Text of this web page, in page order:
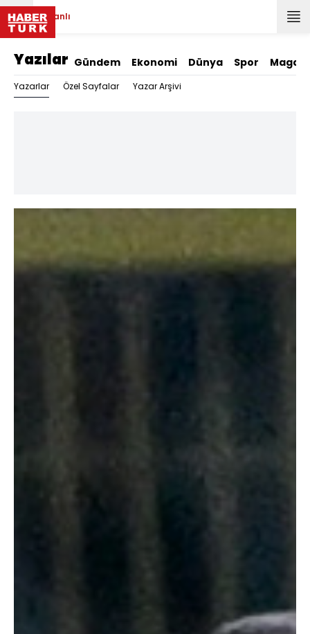
Canlı
Yazılar Gündem Ekonomi Dünya Spor
Yazarlar Özel Sayfalar Yazar Arşivi